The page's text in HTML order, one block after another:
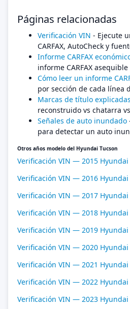
Páginas relacionadas
Verificación VIN - Ejecute
CARFAX, AutoCheck y
Informe CARFAX
informe CARFAX
Cómo leer un informe
por sección de cada línea
Marcas de título explicadas
reconstruido vs chatarra
Señales de auto inundado
para detectar un auto
Otros años modelo del Hyundai Tucson
Verificación VIN — 2015 Hyundai
Verificación VIN — 2016 Hyundai
Verificación VIN — 2017 Hyundai
Verificación VIN — 2018 Hyundai
Verificación VIN — 2019 Hyundai
Verificación VIN — 2020 Hyundai
Verificación VIN — 2021 Hyundai
Verificación VIN — 2022 Hyundai
Verificación VIN — 2023 Hyundai